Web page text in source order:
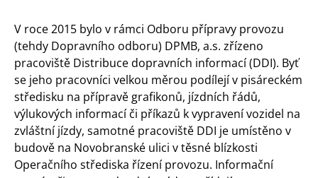
V roce 2015 bylo v rámci Odboru přípravy provozu
(tehdy Dopravního odboru) DPMB, a.s. zřízeno
pracoviště Distribuce dopravních informací (DDI). Byť
se jeho pracovníci velkou měrou podílejí v pisáreckém
středisku na přípravě grafikonů, jízdních řádů,
výlukových informací či příkazů k vypravení vozidel na
zvláštní jízdy, samotné pracoviště DDI je umístěno v
budově na Novobranské ulici v těsné blízkosti
Operačního střediska řízení provozu. Informační